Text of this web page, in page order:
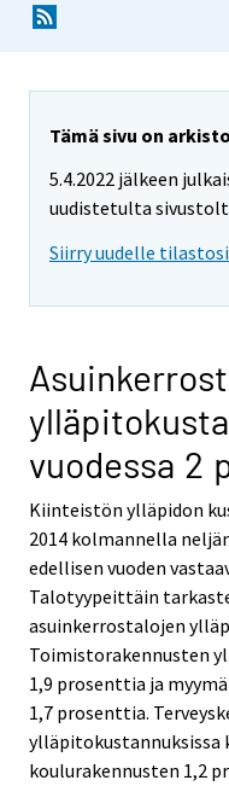
Tämä sivu on
5.4.2022 jälkeen
uudistetulta
Siirry uudelle
vuodessa 2
Kiinteistön ylläpidon
2014 kolmannella
edellisen vuoden
Talotyypeittäin
asuinkerrostalojen
Toimistorakennusten
1,9 prosenttia ja
1,7 prosenttia.
ylläpitokustannuksissa
koulurakennusten 1,2